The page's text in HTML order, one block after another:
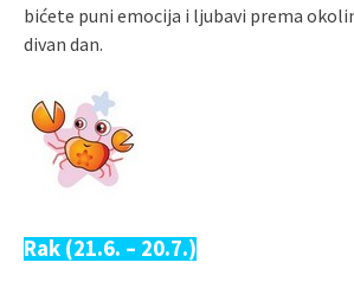
bićete puni emocija i ljubavi prema
divan dan.
Rak (21.6. – 20.7.)